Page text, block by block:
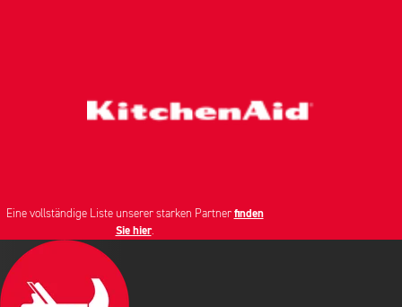
Eine vollständige Liste unserer starken Partner finden
Sie hier.